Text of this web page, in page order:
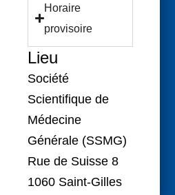
Horaire
provisoire
Lieu
Société
Scientifique de
Médecine
Générale (SSMG)
Rue de Suisse 8
1060 Saint-Gilles